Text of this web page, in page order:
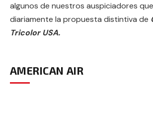
algunos de nuestros auspiciadores
diariamente la propuesta distintiva de
Tricolor USA.
AMERICAN AIR